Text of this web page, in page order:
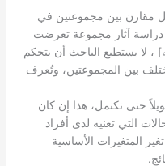
مقارن بين مجموعتين في
آثار مجموعة تعرضت
لا يستطيع الباحث أن يتحكم
بين المجموعتين، وتُعرف
حتى تكتمل، هذا إن كان
التي تعنيه لدى أفراد
المتغيرات الأساسية